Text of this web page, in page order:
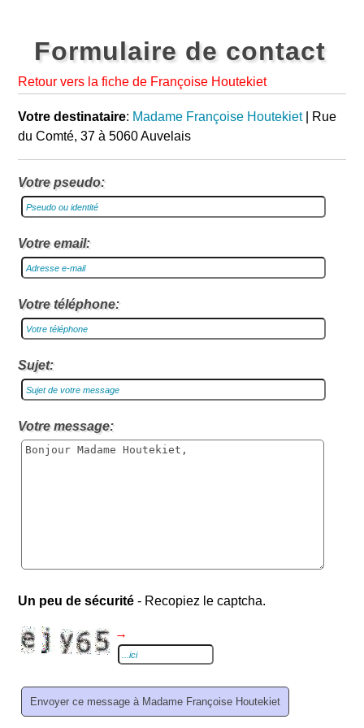
Formulaire de contact
Retour vers la fiche de Françoise Houtekiet
Votre destinataire: Madame Françoise Houtekiet| Rue
du Comté, 37 à 5060 Auvelais
Votre pseudo:
Votre email:
Votre téléphone:
Sujet:
Votre message:
Un peu de sécurité - Recopiez le captcha.
→